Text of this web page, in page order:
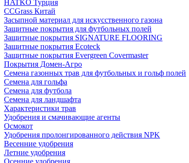
HATKO Турция
CCGrass Китай
Засыпной материал для искусственного газона
Защитные покрытия для футбольных полей
Защитные покрытия SIGNATURE FLOORING
Защитные покрытия Ecoteck
Защитные покрытия Evergreen Covermaster
Покрытия Домен-Агро
Семена газонных трав для футбольных и гольф полей
Семена для гольфа
Семена для футбола
Семена для ландшафта
Характеристики трав
Удобрения и смачивающие агенты
Осмокот
Удобрения пролонгированного действия NPK
Весенние удобрения
Летние удобрения
Осенние удобрения